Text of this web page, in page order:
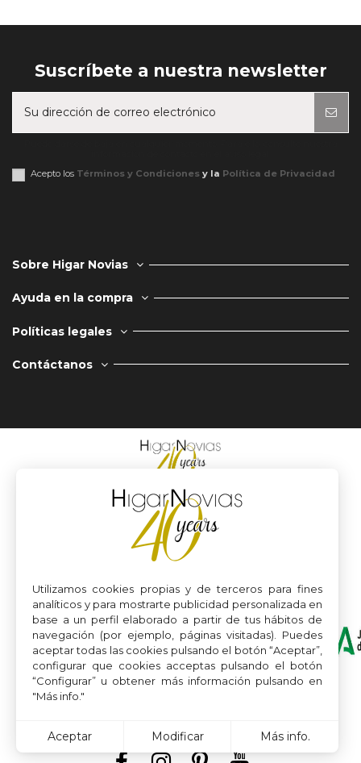
Suscríbete a nuestra newsletter
Acepto los Términos y Condiciones y la Política de Privacidad
Sobre Higar Novias
Ayuda en la compra
Políticas legales
Contáctanos
Utilizamos cookies propias y de terceros para fines
analíticos y para mostrarte publicidad personalizada en
base a un perfil elaborado a partir de tus hábitos de
navegación (por ejemplo, páginas visitadas). Puedes
aceptar todas las cookies pulsando el botón “Aceptar”,
configurar que cookies acceptas pulsando el botón
“Configurar” u obtener más información pulsando en
"Más info."
Aceptar Modificar Más info.